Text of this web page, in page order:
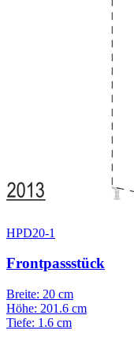
HPD20-1
Frontpassstück
Breite: 20 cm
Höhe: 201.6 cm
Tiefe: 1.6 cm